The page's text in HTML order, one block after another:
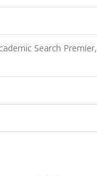
Search Premier,